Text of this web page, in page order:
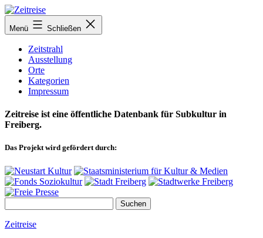
Zum
Inhalt
springen
Menü Schließen
Zeitstrahl
Ausstellung
Orte
Kategorien
Impressum
Zeitreise ist eine öffentliche Datenbank für Subkultur in
Freiberg.
Das Projekt wird gefördert durch:
Zeitreise